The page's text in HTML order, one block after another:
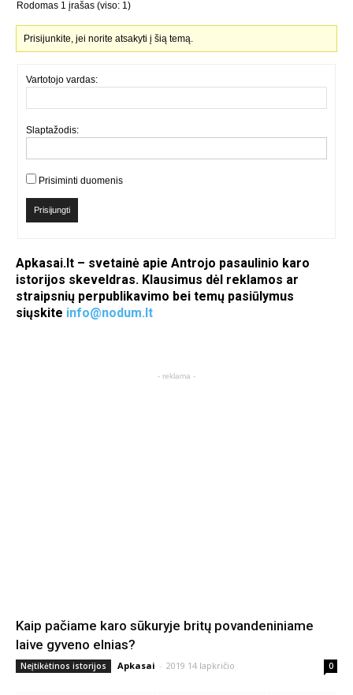
Rodomas 1 įrašas (viso: 1)
Prisijunkite, jei norite atsakyti į šią temą.
Vartotojo vardas:
Slaptažodis:
Prisiminti duomenis
Prisijungti
Apkasai.lt – svetainė apie Antrojo pasaulinio karo
istorijos skeveldras. Klausimus dėl reklamos ar
straipsnių perpublikavimo bei temų pasiūlymus
siųskite info@nodum.lt
- reklama -
Kaip pačiame karo sūkuryje britų povandeniniame
laive gyveno elnias?
Neįtikėtinos istorijos Apkasai - 2019 14 lapkričio 0